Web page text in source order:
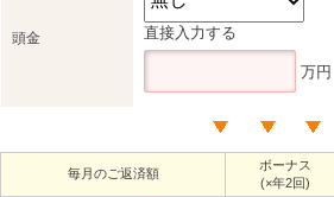
頭金 直接入力する
万円
毎月のご返済額
ボーナス
(×年2回)